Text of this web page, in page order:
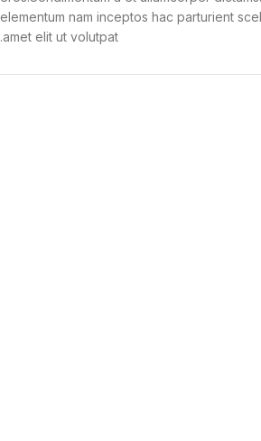
elementum nam inceptos hac parturient
amet elit ut volutpat.